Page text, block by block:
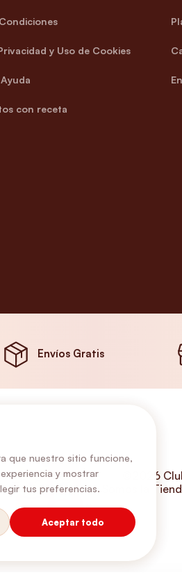
y Uso de Cookies
con receta
Envíos Gratis
©2026
Somos la
que nuestro sitio funcione,
y mostrar
tus preferencias.
Aceptar todo